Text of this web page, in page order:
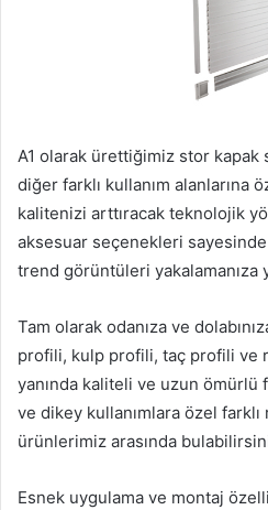
A1 olarak ürettiğimiz stor kapak
diğer farklı kullanım alanlarına
kalitenizi arttıracak teknolojik
aksesuar seçenekleri sayesinde
trend görüntüleri yakalamanıza
Tam olarak odanıza ve
profili, kulp profili, taç profili ve
yanında kaliteli ve uzun ömürlü
ve dikey kullanımlara özel
ürünlerimiz arasında
Esnek uygulama ve montaj